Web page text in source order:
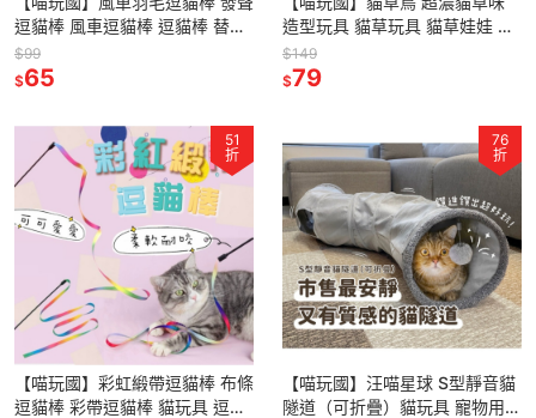
逗貓棒 風車逗貓棒 逗貓棒 替換
頭 貓咪玩具 逗貓玩具 寵物玩具
羽毛玩具 逗貓
$99
$65
造型玩具 貓草玩具 貓草娃娃 貓
玩具 貓薄荷玩具 紓壓玩具
$149
$79
51
折
【喵玩國】彩虹緞帶逗貓棒 布條
逗貓棒 彩帶逗貓棒 貓玩具 逗貓
76
折
【喵玩國】汪喵星球 S型靜音貓
隧道（可折疊）貓玩具 寵物用品